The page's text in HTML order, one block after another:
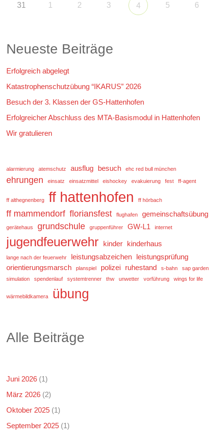
31 1 2 3 4 5 6
Neueste Beiträge
Erfolgreich abgelegt
Katastrophenschutzübung “IKARUS” 2026
Besuch der 3. Klassen der GS-Hattenhofen
Erfolgreicher Abschluss des MTA-Basismodul in Hattenhofen
Wir gratulieren
alarmierung atemschutz ausflug besuch ehc red bull münchen
ehrungen einsatz einsatzmittel eishockey evakuierung fest ff-agent
ff althegnenberg ff hattenhofen ff hörbach
ff mammendorf floriansfest flughafen gemeinschaftsübung
gerätehaus grundschule gruppenführer GW-L1 internet
jugendfeuerwehr kinder kinderhaus
lange nach der feuerwehr leistungsabzeichen leistungsprüfung
orientierungsmarsch
planspiel polizei ruhestand s-bahn
sap garden
simulation
spendenlauf systemtrenner thw unwetter vorführung wings for life
wärmebildkamera übung
Alle Beiträge
Juni 2026 (1)
März 2026 (2)
Oktober 2025 (1)
September 2025 (1)